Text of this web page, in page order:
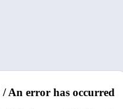
An error has occurred